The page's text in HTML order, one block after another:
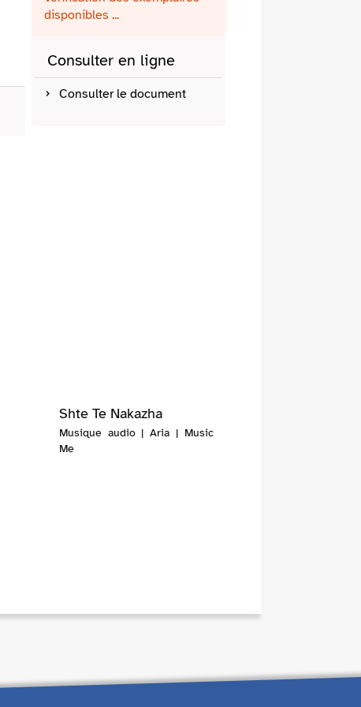
disponibles ...
Consulter en ligne
Consulter le document
Shte Te Nakazha
Musique audio | Aria | Music
Me